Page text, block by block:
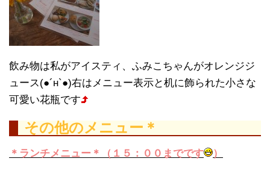
飲み物は私がアイスティ、ふみこちゃんがオレンジジ
ュース(●´н`●)右はメニュー表示と机に飾られた小さな
可愛い花瓶です
その他のメニュー＊
＊ランチメニュー＊（１５：００までです ）